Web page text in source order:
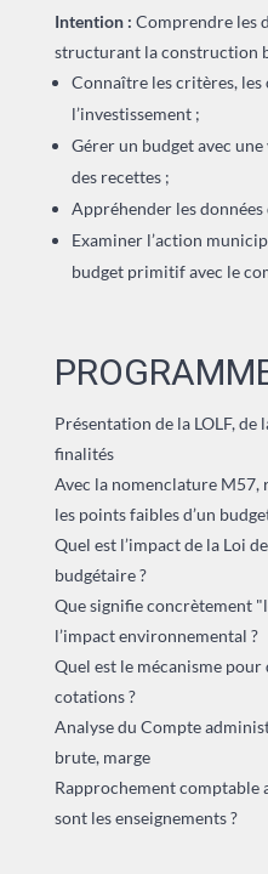
Intention : Comprendre les
structurant la construction
Connaître les critères,
l’investissement ;
Gérer un budget avec une
des recettes ;
Appréhender les
Examiner l’action
budget primitif avec le
Présentation de la LOLF,
finalités
Avec la nomenclature
les points faibles d’un
Quel est l’impact de la Loi
budgétaire ?
Que signifie concrètement
l’impact environnemental ?
Quel est le mécanisme
cotations ?
Analyse du Compte
brute, marge
Rapprochement comptable
sont les enseignements ?